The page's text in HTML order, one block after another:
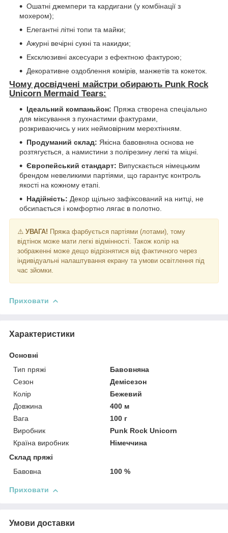
Ошатні джемпери та кардигани (у комбінації з
мохером);
Елегантні літні топи та майки;
Ажурні вечірні сукні та накидки;
Ексклюзивні аксесуари з ефектною фактурою;
Декоративне оздоблення комірів, манжетів та кокеток.
Чому досвідчені майстри обирають Punk Rock
Unicorn Mermaid Tears:
Ідеальний компаньйон: Пряжа створена спеціально
для міксування з пухнастими фактурами,
розкриваючись у них неймовірним мерехтінням.
Продуманий склад: Якісна бавовняна основа не
розтягується, а намистини з полірезину легкі та міцні.
Європейський стандарт: Випускається німецьким
брендом невеликими партіями, що гарантує контроль
якості на кожному етапі.
Надійність: Декор щільно зафіксований на нитці, не
обсипається і комфортно лягає в полотно.
⚠️ УВАГА! Пряжа фарбується партіями (лотами), тому
відтінок може мати легкі відмінності. Також колір на
зображенні може дещо відрізнятися від фактичного через
індивідуальні налаштування екрану та умови освітлення під
час зйомки.
Приховати
Характеристики
Основні
Тип пряжі
Бавовняна
Сезон
Демісезон
Колір
Бежевий
Довжина
400 м
Вага
100 г
Виробник
Punk Rock Unicorn
Країна виробник
Німеччина
Склад пряжі
Бавовна
100 %
Приховати
Умови доставки